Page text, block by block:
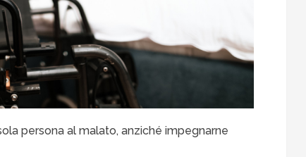
persona al malato, anziché impegnarne